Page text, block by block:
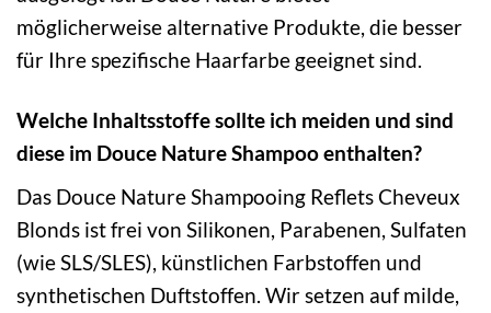
möglicherweise alternative Produkte, die besser
für Ihre spezifische Haarfarbe geeignet sind.
Welche Inhaltsstoffe sollte ich meiden und sind
diese im Douce Nature Shampoo enthalten?
Das Douce Nature Shampooing Reflets Cheveux
Blonds ist frei von Silikonen, Parabenen, Sulfaten
(wie SLS/SLES), künstlichen Farbstoffen und
synthetischen Duftstoffen. Wir setzen auf milde,